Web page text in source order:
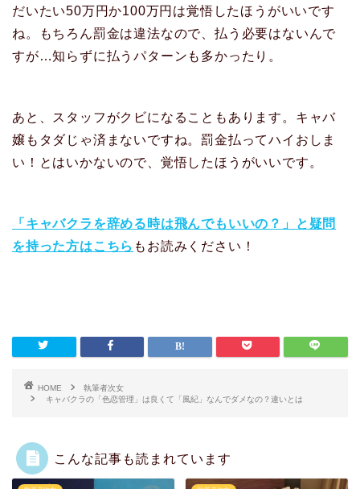
だいたい50万円か100万円は覚悟したほうがいいです
ね。もちろん罰金は違法なので、払う必要はないんで
すが…知らずに払うパターンも多かったり。
あと、スタッフがクビになることもあります。キャバ
嬢もタダじゃ済まないですね。罰金払ってハイおしま
い！とはいかないので、覚悟したほうがいいです。
「キャバクラを辞める時は飛んでもいいの？」と疑問
を持った方はこちら もお読みください！
HOME
執筆者次女
キャバクラの「色恋管理」は良くて「風紀」なんでダメなの？違いとは
こんな記事も読まれています